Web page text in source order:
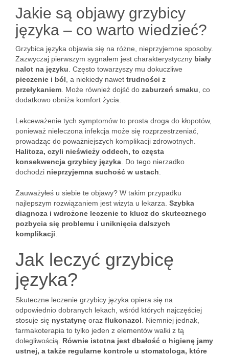
Jakie są objawy grzybicy
języka – co warto wiedzieć?
Grzybica języka objawia się na różne, nieprzyjemne sposoby.
Zazwyczaj pierwszym sygnałem jest charakterystyczny biały
nalot na języku . Często towarzyszy mu dokuczliwe
pieczenie i ból , a niekiedy nawet trudności z
przełykaniem . Może również dojść do zaburzeń smaku , co
dodatkowo obniża komfort życia.
Lekceważenie tych symptomów to prosta droga do kłopotów,
ponieważ nieleczona infekcja może się rozprzestrzeniać,
prowadząc do poważniejszych komplikacji zdrowotnych.
Halitoza, czyli nieświeży oddech, to częsta
konsekwencja grzybicy języka . Do tego nierzadko
dochodzi nieprzyjemna suchość w ustach
Zauważyłeś u siebie te objawy? W takim przypadku
najlepszym rozwiązaniem jest wizyta u lekarza. Szybka
diagnoza i wdrożone leczenie to klucz do skutecznego
pozbycia się problemu i uniknięcia dalszych
komplikacji
Jak leczyć grzybicę
języka?
Skuteczne leczenie grzybicy języka opiera się na
odpowiednio dobranych lekach, wśród których najczęściej
stosuje się nystatynę oraz flukonazol . Niemniej jednak,
farmakoterapia to tylko jeden z elementów walki z tą
dolegliwością. Równie istotna jest dbałość o higienę jamy
ustnej, a także regularne kontrole u stomatologa, które